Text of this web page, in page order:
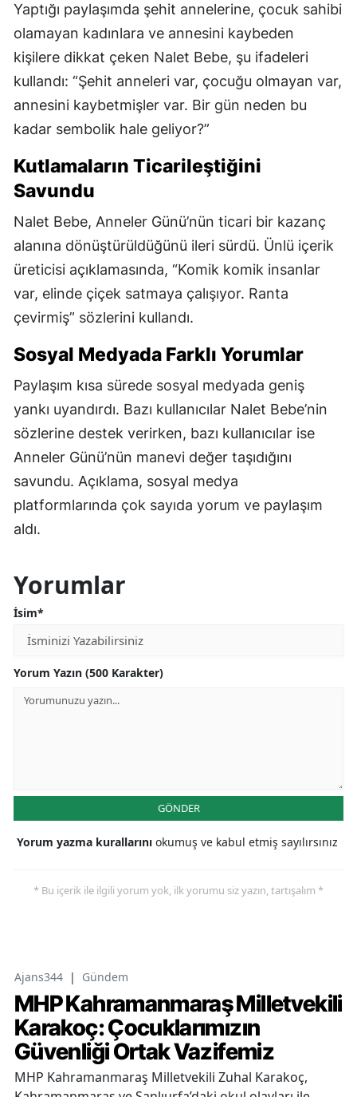
Yaptığı paylaşımda şehit annelerine, çocuk sahibi
olamayan kadınlara ve annesini kaybeden
kişilere dikkat çeken Nalet Bebe, şu ifadeleri
kullandı: “Şehit anneleri var, çocuğu olmayan var,
annesini kaybetmişler var. Bir gün neden bu
kadar sembolik hale geliyor?”
Kutlamaların Ticarileştiğini
Savundu
Nalet Bebe, Anneler Günü’nün ticari bir kazanç
alanına dönüştürüldüğünü ileri sürdü. Ünlü içerik
üreticisi açıklamasında, “Komik komik insanlar
var, elinde çiçek satmaya çalışıyor. Ranta
çevirmiş” sözlerini kullandı.
Sosyal Medyada Farklı Yorumlar
Paylaşım kısa sürede sosyal medyada geniş
yankı uyandırdı. Bazı kullanıcılar Nalet Bebe’nin
sözlerine destek verirken, bazı kullanıcılar ise
Anneler Günü’nün manevi değer taşıdığını
savundu. Açıklama, sosyal medya
platformlarında çok sayıda yorum ve paylaşım
aldı.
Yorumlar
İsim*
Yorum Yazın (500 Karakter)
GÖNDER
Yorum yazma kurallarını okumuş ve kabul etmiş sayılırsınız
* Bu içerik ile ilgili yorum yok, ilk yorumu siz yazın, tartışalım *
Ajans344 | Gündem
MHP Kahramanmaraş Milletvekili
Karakoç: Çocuklarımızın
Güvenliği Ortak Vazifemiz
MHP Kahramanmaraş Milletvekili Zuhal Karakoç,